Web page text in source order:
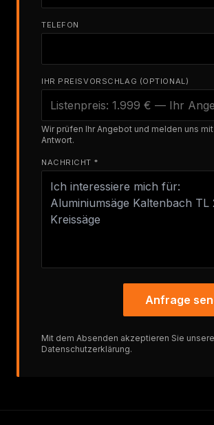
TELEFON
IHR PREISVORSCHLAG (OPTIONAL)
Wir prüfen Ihr Angebot und melden uns
Antwort.
NACHRICHT *
Anfrage
Mit dem Absenden akzeptieren Sie unsere
Datenschutzerklärung.